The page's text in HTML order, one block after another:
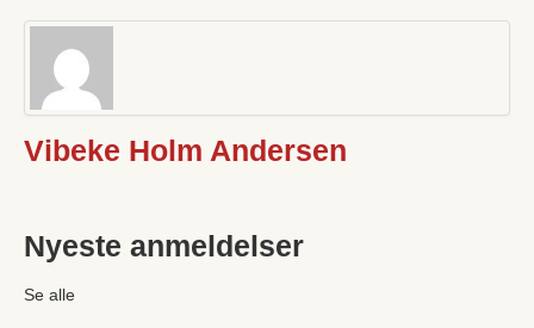
Vibeke Holm Andersen
Nyeste anmeldelser
Se alle